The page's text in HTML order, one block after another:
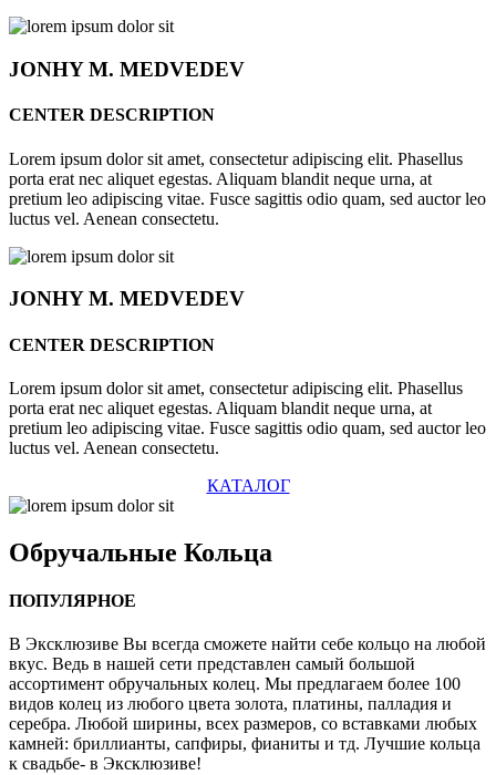
JONHYM. MEDVEDEV
CENTER DESCRIPTION
Lorem ipsum dolor sit amet, consectetur adipiscing elit. Phasellus
porta erat nec aliquet egestas. Aliquam blandit neque urna, at
pretium leo adipiscing vitae. Fusce sagittis odio quam, sed auctor leo
luctus vel. Aenean consectetu.
JONHYM. MEDVEDEV
CENTER DESCRIPTION
Lorem ipsum dolor sit amet, consectetur adipiscing elit. Phasellus
porta erat nec aliquet egestas. Aliquam blandit neque urna, at
pretium leo adipiscing vitae. Fusce sagittis odio quam, sed auctor leo
luctus vel. Aenean consectetu.
КАТАЛОГ
Обручальные Кольца
ПОПУЛЯРНОЕ
В Эксклюзиве Вы всегда сможете найти себе кольцо на любой
вкус. Ведь в нашей сети представлен самый большой
ассортимент обручальных колец. Мы предлагаем более 100
видов колец из любого цвета золота, платины, палладия и
серебра. Любой ширины, всех размеров, со вставками любых
камней: бриллианты, сапфиры, фианиты и тд. Лучшие кольца
к свадьбе- в Эксклюзиве!